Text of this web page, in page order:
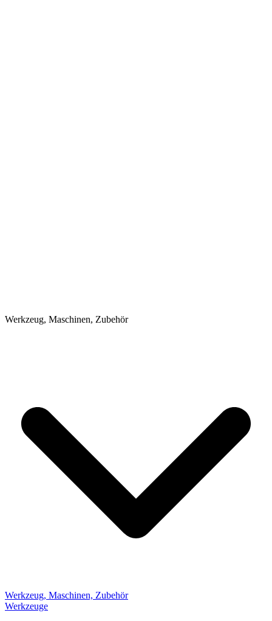
Werkzeug, Maschinen, Zubehör
Werkzeug, Maschinen, Zubehör
Werkzeuge